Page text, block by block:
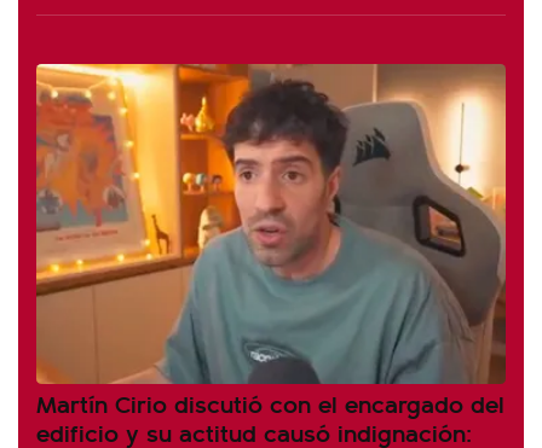
Martín Cirio discutió con el encargado del
edificio y su actitud causó indignación: